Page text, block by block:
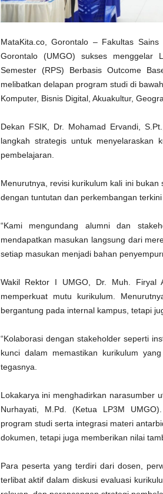
MataKita.co, Gorontalo – Fakultas
Gorontalo (UMGO) sukses menggelar
Semester (RPS) Berbasis Outcome
melibatkan delapan program studi di
Komputer, Bisnis Digital, Akuakultur,
Dekan FSIK, Dr. Mohamad Ervandi,
langkah strategis untuk menyelaraskan
pembelajaran.
Menurutnya, revisi kurikulum kali ini
dengan tuntutan dan perkembangan
“Kami mengundang alumni dan
mendapatkan masukan langsung dari
setiap masukan menjadi bahan
Wakil Rektor I UMGO, Dr. Muh. Firyal
memperkuat mutu kurikulum.
bergantung pada internal kampus, tetapi
“Kolaborasi dengan stakeholder seperti
kunci dalam memastikan kurikulum
tegasnya.
Lokakarya ini menghadirkan narasumber
Nurhayati, M.Pd. (Ketua LP3M
program studi serta integrasi materi
dokumen, tetapi juga memberikan nilai
Para peserta yang terdiri dari dosen,
terlibat aktif dalam diskusi evaluasi